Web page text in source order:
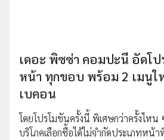
เดอะ พิซซ่า คอมปะนี อัดโป
หน้า ทุกขอบ พร้อม 2 เมนูใ
เบคอน
โดยโปรโมชันครั้งนี้ พิเศษกว่าครั้งไหน
บริโภคเลือกซื้อได้ไม่จำกัดประเภทหน้